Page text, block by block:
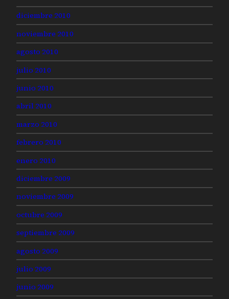
diciembre 2010
noviembre 2010
agosto 2010
julio 2010
junio 2010
abril 2010
marzo 2010
febrero 2010
enero 2010
diciembre 2009
noviembre 2009
octubre 2009
septiembre 2009
agosto 2009
julio 2009
junio 2009